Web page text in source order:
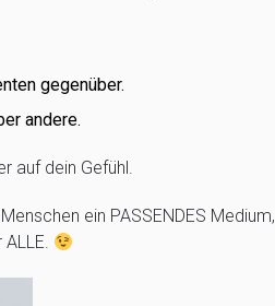
gegenüber.
andere.
auf dein Gefühl.
ein PASSENDES Medium,